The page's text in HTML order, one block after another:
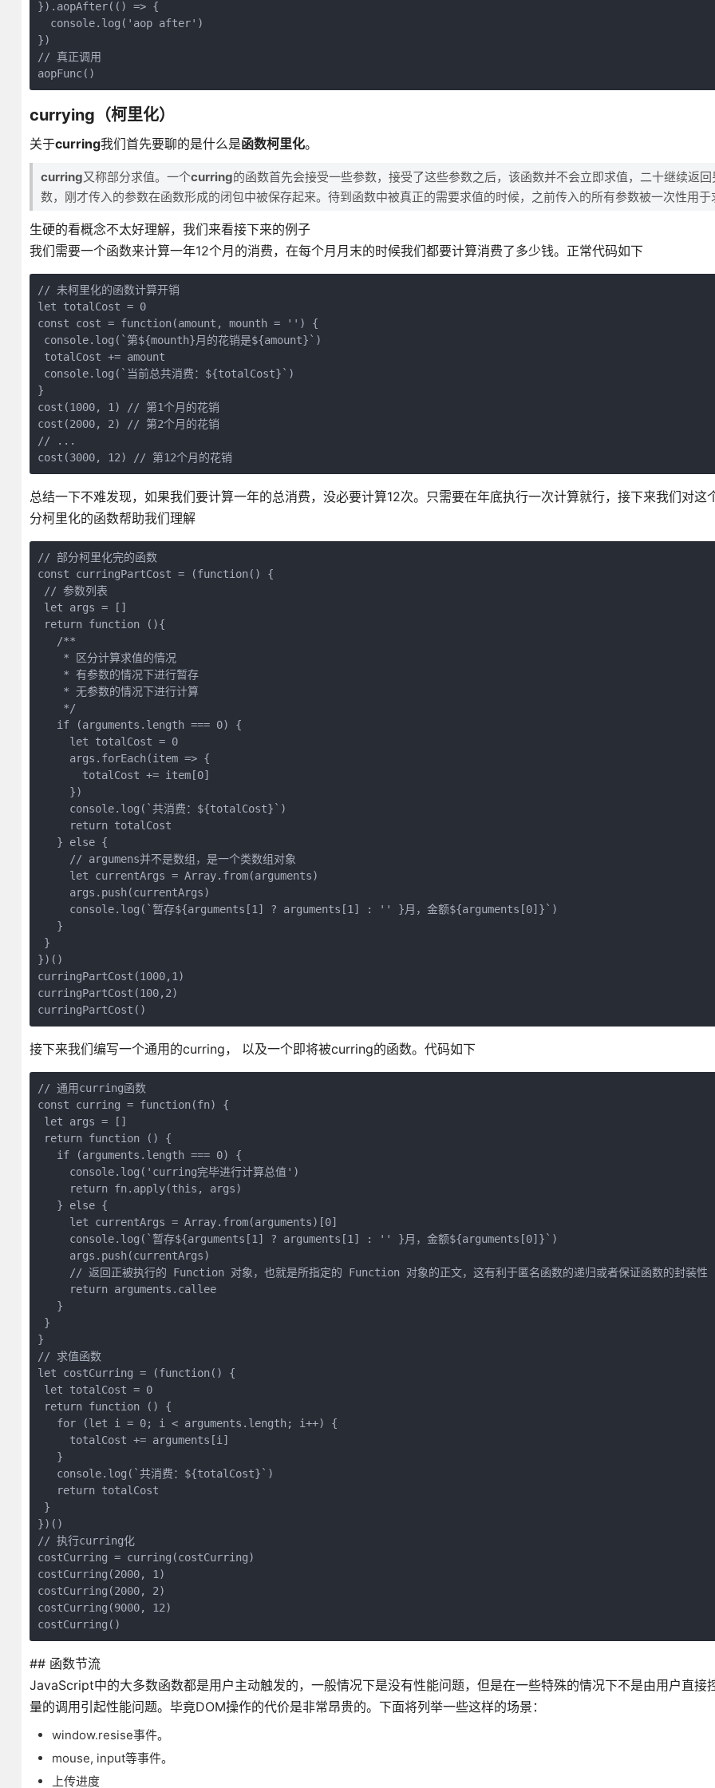
}).aopAfter(() => {
  console.log('aop after')
})
// 真正调用
aopFunc()
currying（柯里化）
关于curring我们首先要聊的是什么是函数柯里化。
curring又称部分求值。一个curring的函数首先会接受一些参数，接受了这些参数之后，该函数并不会立即求值，二十继续返回
数，刚才传入的参数在函数形成的闭包中被保存起来。待到函数中被真正的需要求值的时候，之前传入的所有参数被一次性用于
生硬的看概念不太好理解，我们来看接下来的例子
我们需要一个函数来计算一年12个月的消费，在每个月月末的时候我们都要计算消费了多少钱。正常代码如下
// 未柯里化的函数计算开销
let totalCost = 0
const cost = function(amount, mounth = '') {
console.log(`第${mounth}月的花销是${amount}`)
totalCost += amount
console.log(`当前总共消费：${totalCost}`)
}
cost(1000, 1) // 第1个月的花销
cost(2000, 2) // 第2个月的花销
// ...
cost(3000, 12) // 第12个月的花销
总结一下不难发现，如果我们要计算一年的总消费，没必要计算12次。只需要在年底执行一次计算就行，接下来我们对这
分柯里化的函数帮助我们理解
// 部分柯里化完的函数
const curringPartCost = (function() {
// 参数列表
let args = []
return function (){
   /**
    * 区分计算求值的情况
    * 有参数的情况下进行暂存
    * 无参数的情况下进行计算
    */
   if (arguments.length === 0) {
     let totalCost = 0
     args.forEach(item => {
       totalCost += item[0]
     })
     console.log(`共消费：${totalCost}`)
     return totalCost
   } else {
     // argumens并不是数组，是一个类数组对象
     let currentArgs = Array.from(arguments)
     args.push(currentArgs)
     console.log(`暂存${arguments[1] ? arguments[1] : '' }月，金额${arguments[0]}`)
   }
}
})()
curringPartCost(1000,1)
curringPartCost(100,2)
curringPartCost()
接下来我们编写一个通用的curring， 以及一个即将被curring的函数。代码如下
// 通用curring函数
const curring = function(fn) {
let args = []
return function () {
   if (arguments.length === 0) {
     console.log('curring完毕进行计算总值')
     return fn.apply(this, args)
   } else {
     let currentArgs = Array.from(arguments)[0]
     console.log(`暂存${arguments[1] ? arguments[1] : '' }月，金额${arguments[0]}`)
     args.push(currentArgs)
     // 返回正被执行的 Function 对象，也就是所指定的 Function 对象的正文，这有利于匿名函数的递归或者保证函数的封装性
     return arguments.callee
   }
}
}
// 求值函数
let costCurring = (function() {
let totalCost = 0
return function () {
   for (let i = 0; i < arguments.length; i++) {
     totalCost += arguments[i]
   }
   console.log(`共消费：${totalCost}`)
   return totalCost
}
})()
// 执行curring化
costCurring = curring(costCurring)
costCurring(2000, 1)
costCurring(2000, 2)
costCurring(9000, 12)
costCurring()
## 函数节流
JavaScript中的大多数函数都是用户主动触发的，一般情况下是没有性能问题，但是在一些特殊的情况下不是由用户直接
量的调用引起性能问题。毕竟DOM操作的代价是非常昂贵的。下面将列举一些这样的场景：
window.resise事件。
mouse, input等事件。
上传进度